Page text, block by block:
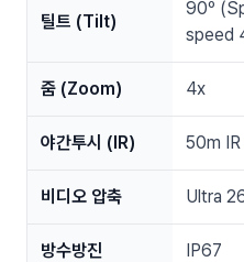
틸트 (Tilt)
90º
speed
줌 (Zoom) 4x
야간투시 (IR) 50m IR
비디오 압축 Ultra
방수방진 IP67